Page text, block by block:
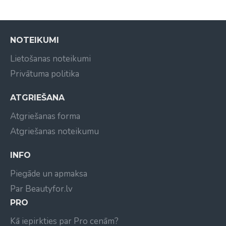
NOTEIKUMI
Lietošanas noteikumi
Privātuma politika
ATGRIEŠANA
Atgriešanas forma
Atgriešanas noteikumu
INFO
Piegāde un apmaksa
Par Beautyfor.lv
PRO
Kā iepirkties par Pro cenām?